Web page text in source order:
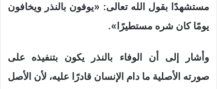
مستشهدًا بقول الله تعالى: «يوفون بالنذر ويخافون
يومًا كان شره مستطيرًا».
وأشار إلى أن الوفاء بالنذر يكون بتنفيذه على
صورته الأصلية ما دام الإنسان قادرًا عليه، لأن الأصل